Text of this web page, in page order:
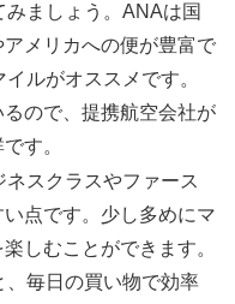
ましょう。ANAは国
メリカへの便が豊富で
ルがオススメです。
ので、提携航空会社が
す。
スクラスやファース
点です。少し多めにマ
しむことができます。
毎日の買い物で効率